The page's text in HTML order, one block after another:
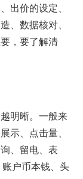
出价的设定、
、数据核对、
，要了解清
明晰。一般来
示、点击量、
、留电、表
户币本钱、头